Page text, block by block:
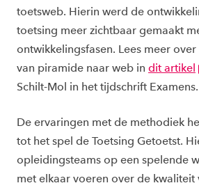
toetsweb. Hierin werd de
toetsing meer zichtbaar gemaakt
ontwikkelingsfasen. Lees meer
van piramide naar web in dit artikel
Schilt-Mol in het tijdschrift Examens.
De ervaringen met de methodiek
tot het spel de Toetsing Getoetst.
opleidingsteams op een spelende
met elkaar voeren over de kwaliteit